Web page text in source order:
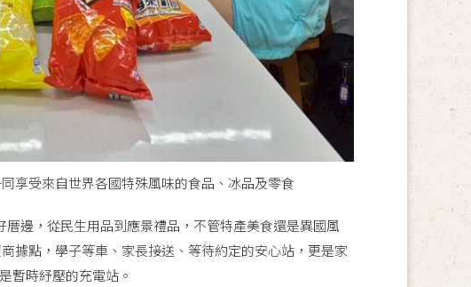
享受來自世界各國特殊風味的食品、冰品及零食
邊，從民生用品到應景禮品，不管特產美食還是異國風
據點，學子等車、家長接送、等待約定的安心站，更是家
暫時紓壓的充電站。